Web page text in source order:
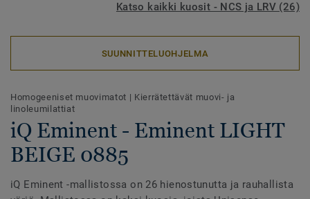
Katso kaikki kuosit - NCS ja LRV (26)
SUUNNITTELUOHJELMA
Homogeeniset muovimatot | Kierrätettävät muovi- ja
linoleumilattiat
iQ Eminent - Eminent LIGHT
BEIGE 0885
iQ Eminent -mallistossa on 26 hienostunutta ja rauhallista